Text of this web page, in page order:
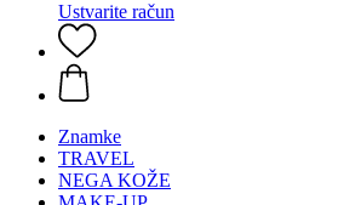
Ustvarite račun
Znamke
TRAVEL
NEGA KOŽE